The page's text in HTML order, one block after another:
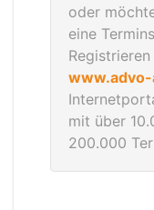
oder
eine
mit über
200.000